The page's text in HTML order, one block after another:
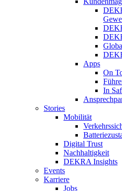
Apps
On
In
Stories
Mobilität
Digital Trust
Nachhaltigkeit
DEKRA Insights
Events
Karriere
Jobs